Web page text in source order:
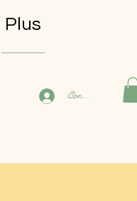
Plus
Connexion